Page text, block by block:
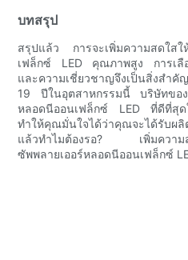
บทสรุป
สรุปแล้ว การจะเพิ่มความสดใส
เฟล็กซ์ LED คุณภาพสูง การเลื
และความเชี่ยวชาญจึงเป็นสิ่งสำ
19 ปีในอุตสาหกรรมนี้ บริษัทขอ
หลอดนีออนเฟล็กซ์ LED ที่ดีที่สุด
ทำให้คุณมั่นใจได้ว่าคุณจะได้รับผ
แล้วทำไมต้องรอ? เพิ่มความส
ซัพพลายเออร์หลอดนีออนเฟล็กซ์